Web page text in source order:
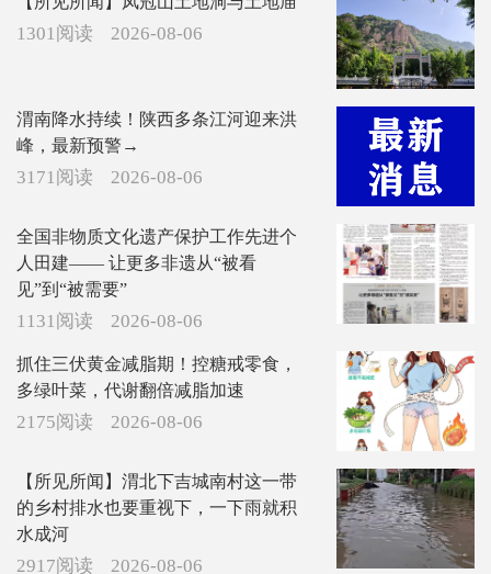
1301阅读 2026-08-06
渭南降水持续！陕西多条江河迎来洪
峰，最新预警→
3171阅读 2026-08-06
全国非物质文化遗产保护工作先进个
人田建—— 让更多非遗从“被看
见”到“被需要”
1131阅读 2026-08-06
抓住三伏黄金减脂期！控糖戒零食，
多绿叶菜，代谢翻倍减脂加速
2175阅读 2026-08-06
【所见所闻】渭北下吉城南村这一带
的乡村排水也要重视下，一下雨就积
水成河
2917阅读 2026-08-06